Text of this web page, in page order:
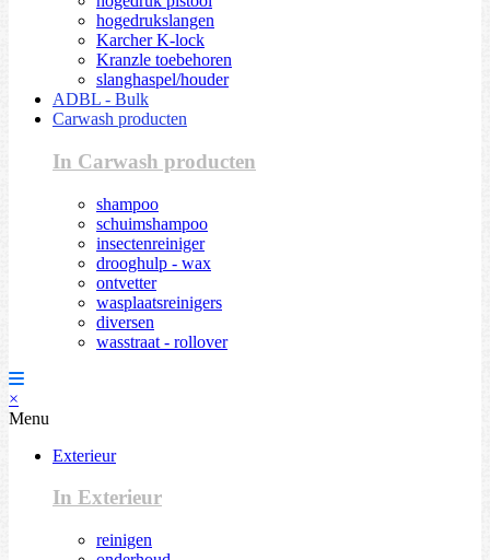
hogedrukslangen
Karcher K-lock
Kranzle toebehoren
slanghaspel/houder
ADBL - Bulk
Carwash producten
In Carwash producten
shampoo
schuimshampoo
insectenreiniger
drooghulp - wax
ontvetter
wasplaatsreinigers
diversen
wasstraat - rollover
×
Menu
Exterieur
In Exterieur
reinigen